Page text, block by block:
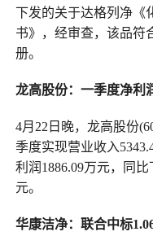
下发的关于达格列净《
书》，经审查，该品符
册。
龙高股份：一季度净利
4月22日晚，龙高股份
季度实现营业收入
利润1886.09万元，同比
元。
华康洁净：联合中标